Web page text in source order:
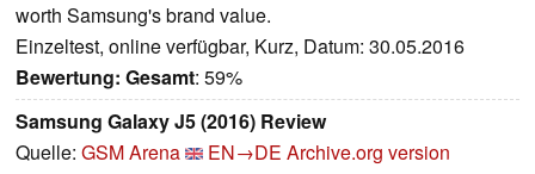
worth Samsung's brand value.
Einzeltest, online verfügbar, Kurz, Datum: 30.05.2016
Bewertung: Gesamt: 59%
Samsung Galaxy J5 (2016) Review
Quelle: GSM Arena EN→DE Archive.org version